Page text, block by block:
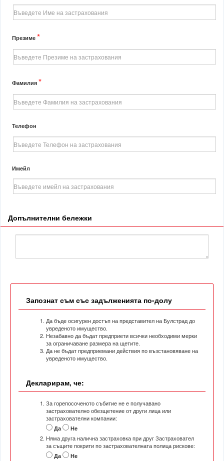
Презиме*
Фамилия*
Телефон
Имейл
Допълнителни бележки
Запознат съм със задълженията по-долу
Да бъде осигурен достъп на представител на Булстрад до
увреденото имущество.
Незабавно да бъдат предприети всички необходими мерки
за ограничаване размера на щетите.
Да не бъдат предприемани действия по възстановяване на
увреденото имущество.
Декларирам, че:
За горепосоченото събитие не е получавано
застрахователно обезщетение от други лица или
застрахователни компании:
Да
Не
Няма друга налична застраховка при друг Застраховател
за същите покрити по застрахователната полица рискове:
Да
Не